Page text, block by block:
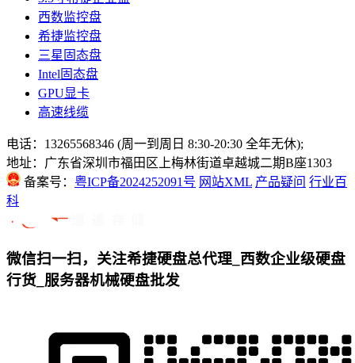
西数监控盘
希捷监控盘
三星固态盘
Intel固态盘
GPU显卡
高速线缆
电话：13265568346 (周一到周日 8:30-20:30 全年无休);
地址：广东省深圳市福田区上梅林街道卓越城二期B座1303
备案号： 粤ICP备2024252091号 网站XML 产品疑问 行业百
科
微信扫一扫，关注希捷硬盘总代理_西数企业级硬盘
行货_服务器机械硬盘批发